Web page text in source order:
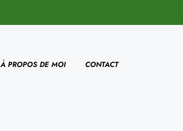
À PROPOS DE MOI CONTACT